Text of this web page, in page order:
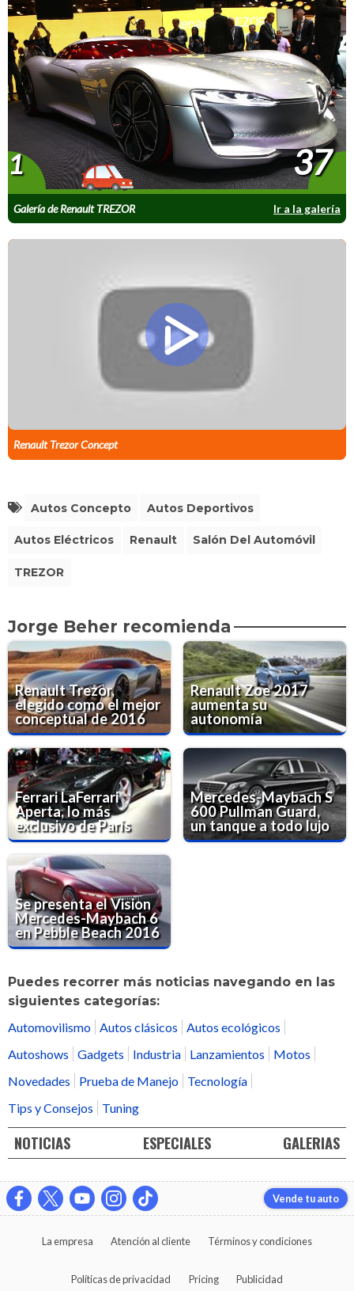
Galería de Renault TREZOR Ir a la galería
1 37
Renault Trezor Concept
Autos Concepto Autos Deportivos
Autos Eléctricos Renault Salón Del Automóvil
TREZOR
Jorge Beher recomienda
Renault Trezor,
elegido como el mejor
conceptual de 2016
Renault Zoe 2017
aumenta su
autonomía
Ferrari LaFerrari
Aperta, lo más
exclusivo de París
Mercedes-Maybach S
600 Pullman Guard,
un tanque a todo lujo
Se presenta el Vision
Mercedes-Maybach 6
en Pebble Beach 2016
Puedes recorrer más noticias navegando en las
siguientes categorías:
Automovilismo Autos clásicos
Autos ecológicos
Autoshows
Gadgets Industria Lanzamientos
Motos
Novedades
Prueba de Manejo
Tecnología
Tips y Consejos
Tuning
NOTICIAS ESPECIALES GALERIAS
Vende tu auto
La empresa Atención al cliente Términos y condiciones
Políticas de privacidad Pricing Publicidad